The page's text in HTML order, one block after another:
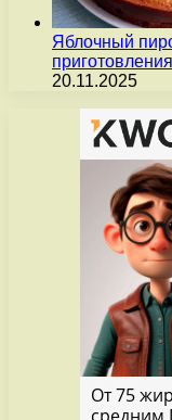
Яблочный
приготовления
20.11.2025